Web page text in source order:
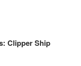
Clipper Ship